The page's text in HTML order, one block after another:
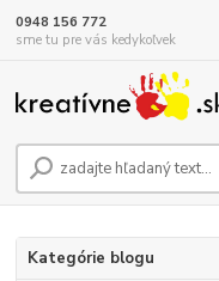
0948 156 772
sme tu pre vás kedykoľvek
Kategórie blogu